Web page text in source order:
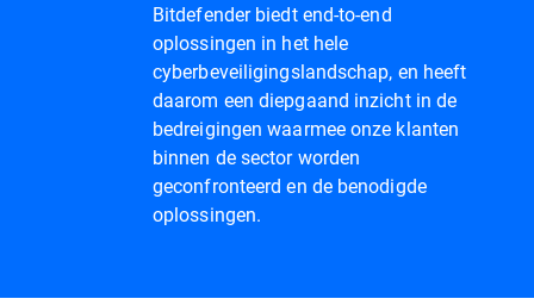
Bitdefender biedt end-to-end
oplossingen in het hele
cyberbeveiligingslandschap, en heeft
daarom een diepgaand inzicht in de
bedreigingen waarmee onze klanten
binnen de sector worden
geconfronteerd en de benodigde
oplossingen.